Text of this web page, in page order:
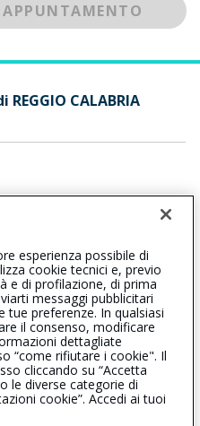
CALABRIA
dell’IVASS. Consulta il
esperienza possibile di
cookie tecnici e, previo
e di profilazione, di prima
messaggi pubblicitari
tue preferenze. In qualsiasi
il consenso, modificare
dettagliate
“come rifiutare i cookie". Il
cliccando su “Accetta
le diverse categorie di
cookie”. Accedi ai tuoi